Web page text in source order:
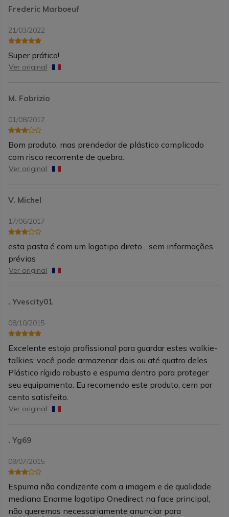
Frederic Marboeuf
21/03/2022
Super prático!
Ver original
M. Fabrizio
01/08/2017
Bom produto, mas prendedor de plástico complicado
com risco recorrente de quebra.
Ver original
V. Michel
17/06/2017
esta pasta é com um logotipo direto... sem informações
prévias
Ver original
. Yvescity01
08/10/2015
Excelente estojo profissional para guardar estes walkie-
talkies; você pode armazenar dois ou até quatro deles.
Plástico rígido robusto e espuma dentro para proteger
seu equipamento. Eu recomendo este produto, cem por
cento satisfeito.
Ver original
. Yg69
09/07/2015
Espuma não condizente com a imagem e de qualidade
mediana Enorme logotipo Onedirect na face principal,
não queremos necessariamente anunciar para